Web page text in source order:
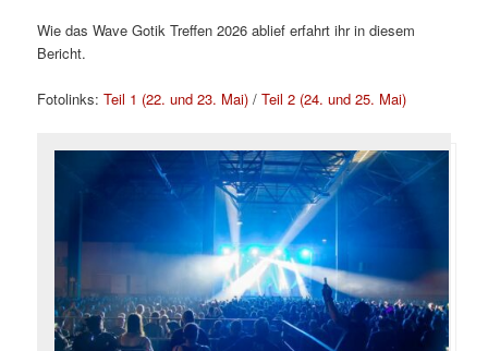
Wie das Wave Gotik Treffen 2026 ablief erfahrt ihr in diesem
Bericht.
Fotolinks:Teil 1 (22. und 23. Mai) /Teil 2 (24. und 25. Mai)